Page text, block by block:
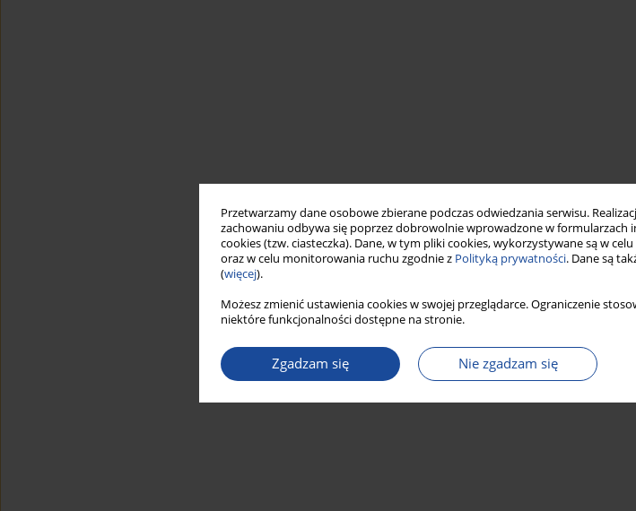
Przetwarzamy dane osobowe zbierane podczas odwiedzania serwisu.
zachowaniu odbywa się poprzez dobrowolnie wprowadzone w
cookies (tzw. ciasteczka). Dane, w tym pliki cookies, wykorzystywane są w
oraz w celu monitorowania ruchu zgodnie z Polityką prywatności. Dane są
(więcej).
Możesz zmienić ustawienia cookies w swojej przeglądarce. Ograniczenie
niektóre funkcjonalności dostępne na stronie.
Zgadzam się Nie zgadzam się